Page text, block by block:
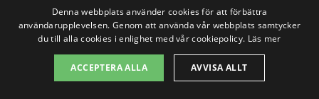
Att hitta rätt hjälp för golvläggning i
Gemla kan ibland kännas överväldigande.
Men det finns många alternativ i
Denna webbplats använder cookies för att förbättra
användarupplevelsen. Genom att använda vår webbplats samtycker
du till alla cookies i enlighet med vår cookiepolicy. Läs mer
ACCEPTERA ALLA AVVISA ALLT